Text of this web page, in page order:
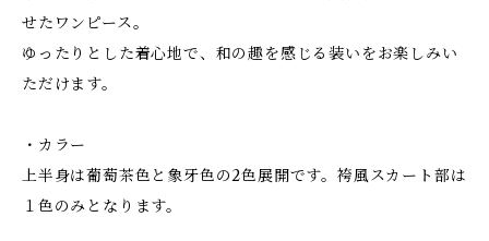
せたワンピース。
ゆったりとした着心地で、和の趣を感じる装いをお楽しみい
ただけます。
・カラー
上半身は葡萄茶色と象牙色の2色展開です。袴風スカート部は
１色のみとなります。